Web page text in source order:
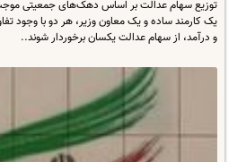
توزیع سهام عدالت بر اساس دهک‌های جمعیتی
یک کارمند ساده و یک معاون وزیر، هر دو با وجود
و درآمد، از سهام عدالت یکسان برخوردار شوند..